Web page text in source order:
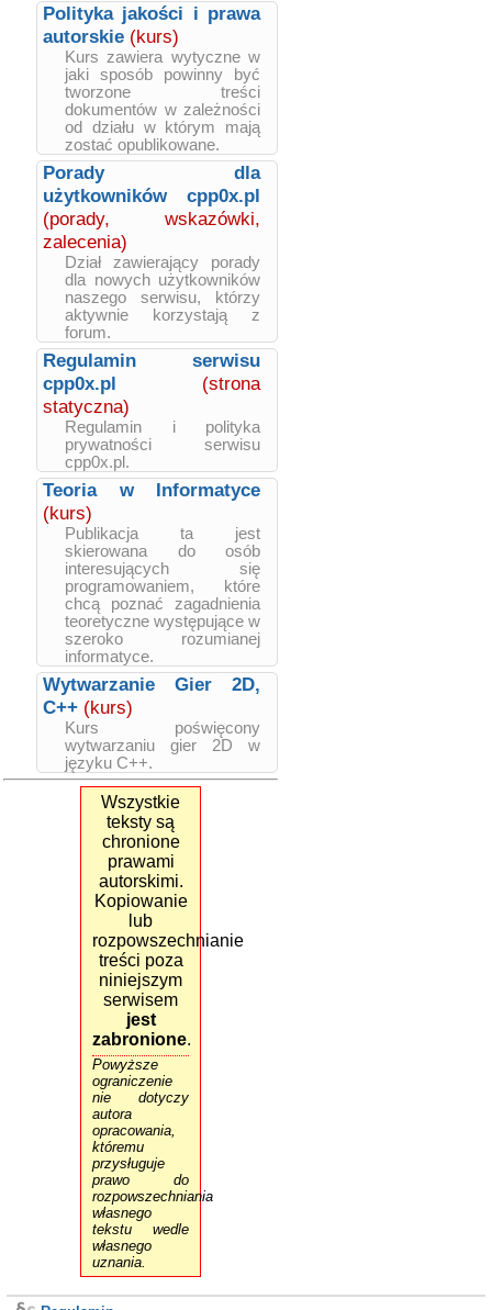
Polityka jakości i prawa
autorskie (kurs)
Kurs zawiera wytyczne w
jaki sposób powinny być
tworzone treści
dokumentów w zależności
od działu w którym mają
zostać opublikowane.
Porady dla
użytkowników cpp0x.pl
(porady, wskazówki,
zalecenia)
Dział zawierający porady
dla nowych użytkowników
naszego serwisu, którzy
aktywnie korzystają z
forum.
Regulamin serwisu
cpp0x.pl
(strona
statyczna)
Regulamin i polityka
prywatności serwisu
cpp0x.pl.
Teoria w Informatyce
(kurs)
Publikacja ta jest
skierowana do osób
interesujących się
programowaniem, które
chcą poznać zagadnienia
teoretyczne występujące w
szeroko rozumianej
informatyce.
Wytwarzanie Gier 2D,
C++ (kurs)
Kurs poświęcony
wytwarzaniu gier 2D w
języku C++.
Wszystkie
teksty są
chronione
prawami
autorskimi.
Kopiowanie
lub
rozpowszechnianie
treści poza
niniejszym
serwisem
jest
zabronione.
Powyższe
ograniczenie
nie dotyczy
autora
opracowania,
któremu
przysługuje
prawo do
rozpowszechniania
własnego
tekstu wedle
własnego
uznania.